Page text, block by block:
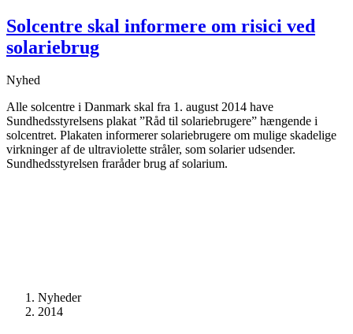
Solcentre skal informere om risici ved
solariebrug
Nyhed
Alle solcentre i Danmark skal fra 1. august 2014 have
Sundhedsstyrelsens plakat ”Råd til solariebrugere” hængende i
solcentret. Plakaten informerer solariebrugere om mulige skadelige
virkninger af de ultraviolette stråler, som solarier udsender.
Sundhedsstyrelsen fraråder brug af solarium.
Nyheder
2014